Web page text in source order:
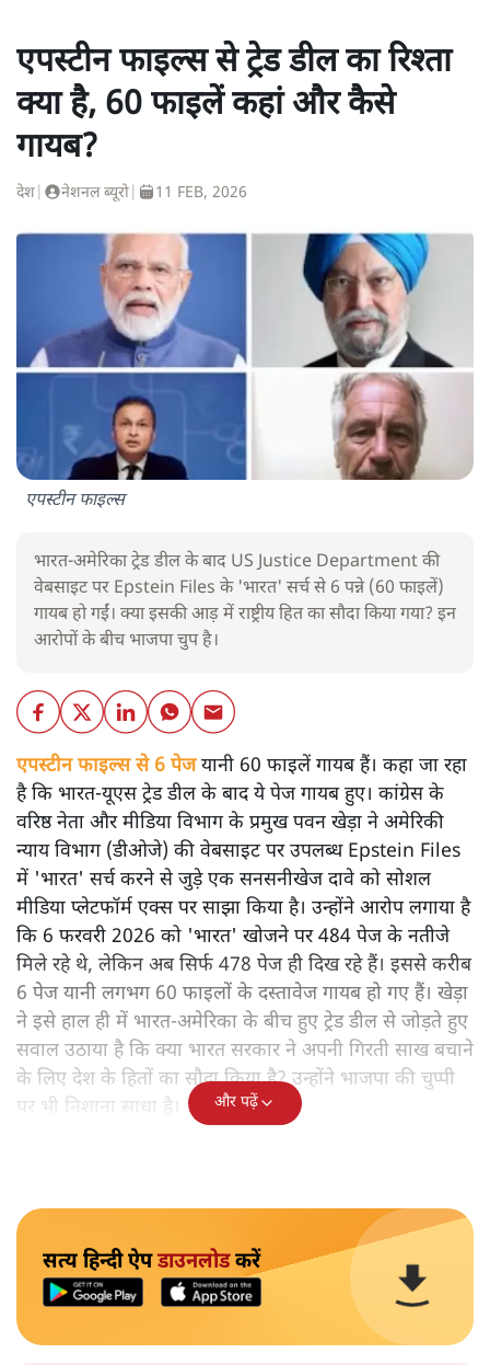
एपस्टीन फाइल्स से ट्रेड डील का रिश्ता
क्या है, 60 फाइलें कहां और कैसे
गायब?
देश नेशनल ब्यूरो 11 FEB, 2026
एपस्टीन फाइल्स
भारत-अमेरिका ट्रेड डील के बाद US Justice Department की
वेबसाइट पर Epstein Files के 'भारत' सर्च से 6 पन्ने (60 फाइलें)
गायब हो गईं। क्या इसकी आड़ में राष्ट्रीय हित का सौदा किया गया? इन
आरोपों के बीच भाजपा चुप है।
एपस्टीन फाइल्स से 6 पेजयानी 60 फाइलें गायब हैं। कहा जा रहा
है कि भारत-यूएस ट्रेड डील के बाद ये पेज गायब हुए। कांग्रेस के
वरिष्ठ नेता और मीडिया विभाग के प्रमुख पवन खेड़ा ने अमेरिकी
न्याय विभाग (डीओजे) की वेबसाइट पर उपलब्ध Epstein Files
में 'भारत' सर्च करने से जुड़े एक सनसनीखेज दावे को सोशल
मीडिया प्लेटफॉर्म एक्स पर साझा किया है। उन्होंने आरोप लगाया है
कि 6 फरवरी 2026 को 'भारत' खोजने पर 484 पेज के नतीजे
मिले रहे थे, लेकिन अब सिर्फ 478 पेज ही दिख रहे हैं। इससे करीब
6 पेज यानी लगभग 60 फाइलों के दस्तावेज गायब हो गए हैं। खेड़ा
ने इसे हाल ही में भारत-अमेरिका के बीच हुए ट्रेड डील से जोड़ते हुए
सवाल उठाया है कि क्या भारत सरकार ने अपनी गिरती साख बचाने
के लिए देश के हितों का सौदा किया है? उन्होंने भाजपा की चुप्पी
पर भी निशाना साधा है।
और पढ़ें
सत्य हिन्दी ऐपडाउनलोडकरें